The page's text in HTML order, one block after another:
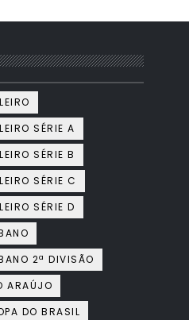
SÉRIE A
SÉRIE B
SÉRIE C
SÉRIE D
2ª DIVISÃO
ARAÚJO
DO BRASIL